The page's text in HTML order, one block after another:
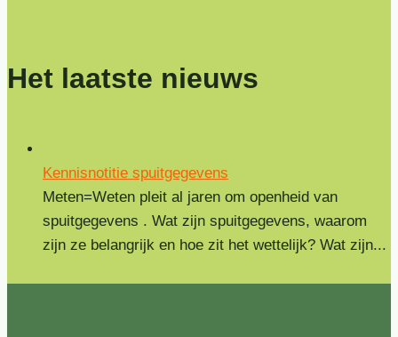
Het laatste nieuws
Kennisnotitie spuitgegevens
Meten=Weten pleit al jaren om openheid van
spuitgegevens . Wat zijn spuitgegevens, waarom
zijn ze belangrijk en hoe zit het wettelijk? Wat zijn...